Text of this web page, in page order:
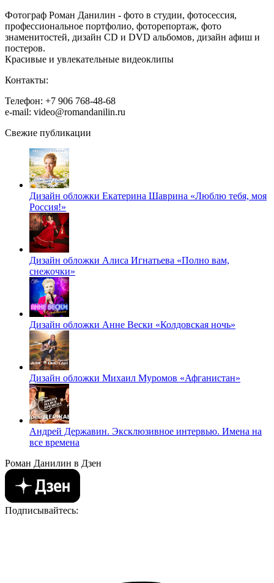
Фотограф Роман Данилин - фото в студии, фотосессия,
профессиональное портфолио, фоторепортаж, фото
знаменитостей, дизайн CD и DVD альбомов, дизайн афиш и
постеров.
Красивые и увлекательные видеоклипы
Контакты:
Телефон: +7 906 768-48-68
e-mail: video@romandanilin.ru
Свежие публикации
Дизайн обложки Екатерина Шаврина «Люблю тебя, моя
Россия!»
Дизайн обложки Алиса Игнатьева «Полно вам,
снежочки»
Дизайн обложки Анне Вески «Колдовская ночь»
Дизайн обложки Михаил Муромов «Афганистан»
Андрей Державин. Эксклюзивное интервью. Имена на
все времена
Роман Данилин в Дзен
Подписывайтесь: